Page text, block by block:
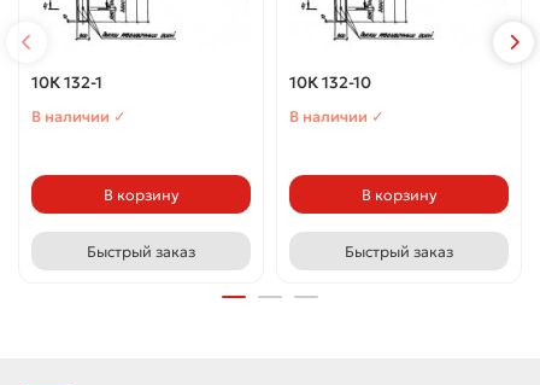
10К 132-1
В наличии ✓
В корзину
Быстрый заказ
10К 132-10
В наличии ✓
В корзину
Быстрый заказ